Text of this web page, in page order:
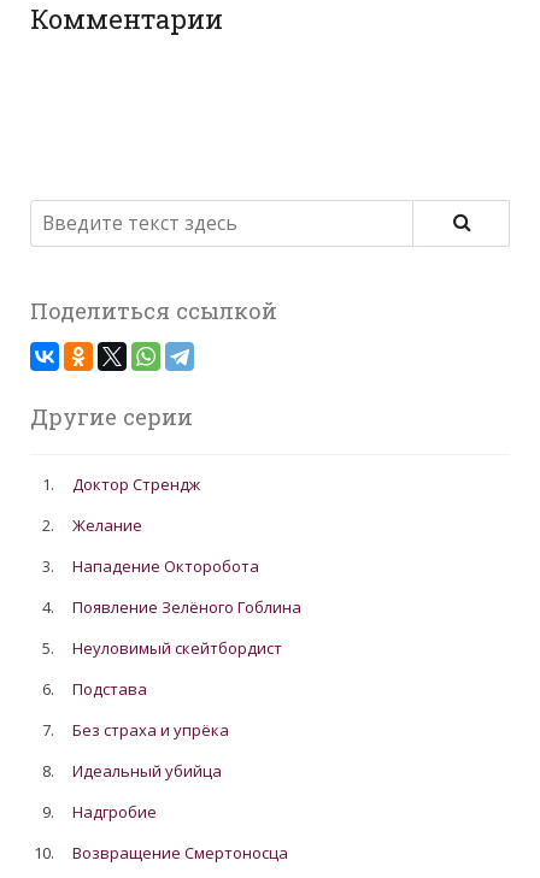
Комментарии
Поделиться ссылкой
Другие серии
1.
Доктор Стрендж
2.
Желание
3.
Нападение Окторобота
4.
Появление Зелёного Гоблина
5.
Неуловимый скейтбордист
6.
Подстава
7.
Без страха и упрёка
8.
Идеальный убийца
9.
Надгробие
10.
Возвращение Смертоносца